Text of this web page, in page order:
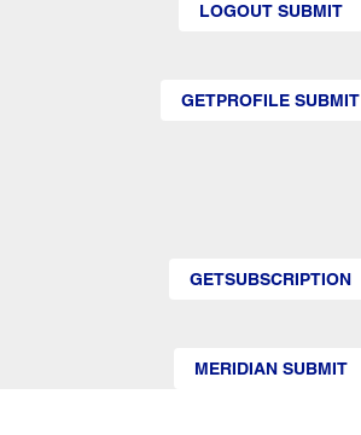
LOGOUT SUBMIT
GETPROFILE SUBMIT
GETSUBSCRIPTION
MERIDIAN SUBMIT